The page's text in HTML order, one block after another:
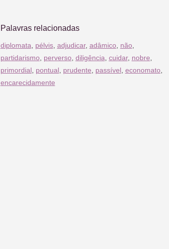
Palavras relacionadas
diplomata pélvis, adjudicar, adâmico, não,
partidarismo, perverso, diligência cuidar, nobre
primordial, pontual, prudente passível, economato,
encarecidamente